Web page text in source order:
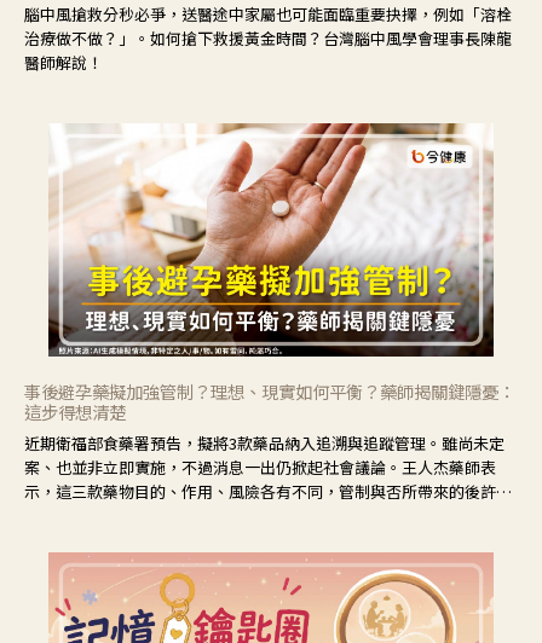
腦中風搶救分秒必爭，送醫途中家屬也可能面臨重要抉擇，例如「溶栓
治療做不做？」。如何搶下救援黃金時間？台灣腦中風學會理事長陳龍
醫師解說！
事後避孕藥擬加強管制？理想、現實如何平衡？藥師揭關鍵隱憂：
這步得想清楚
近期衛福部食藥署預告，擬將3款藥品納入追溯與追蹤管理。雖尚未定
案、也並非立即實施，不過消息一出仍掀起社會議論。王人杰藥師表
示，這三款藥物目的、作用、風險各有不同，管制與否所帶來的後許影